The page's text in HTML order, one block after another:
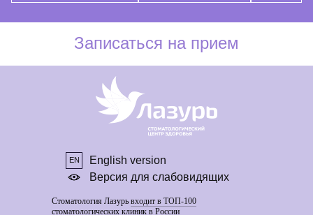
EN
English version
Версия для слабовидящих
Стоматология Лазурь входит в ТОП-100
стоматологических клиник в России